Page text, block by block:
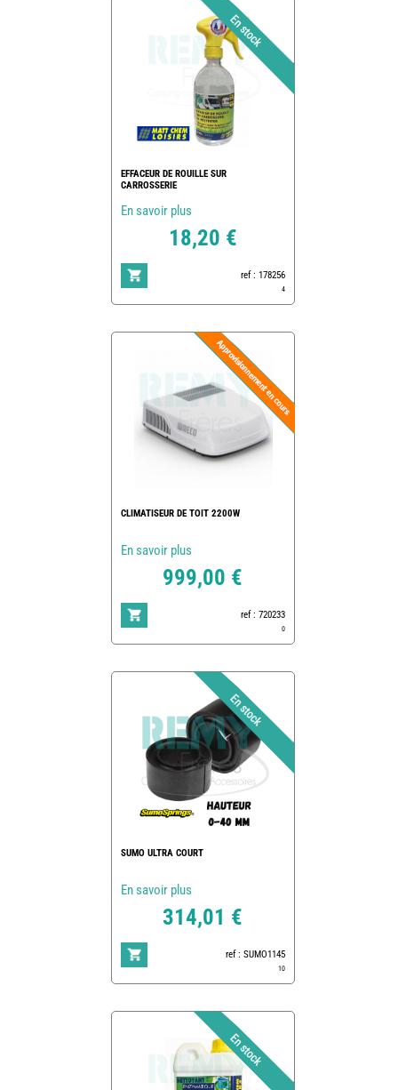
EFFACEUR DE ROUILLE SUR
CARROSSERIE
En savoir plus
18,20 €
ref : 178256
4
CLIMATISEUR DE TOIT 2200W
En savoir plus
999,00 €
ref : 720233
0
SUMO ULTRA COURT
En savoir plus
314,01 €
ref : SUMO1145
10